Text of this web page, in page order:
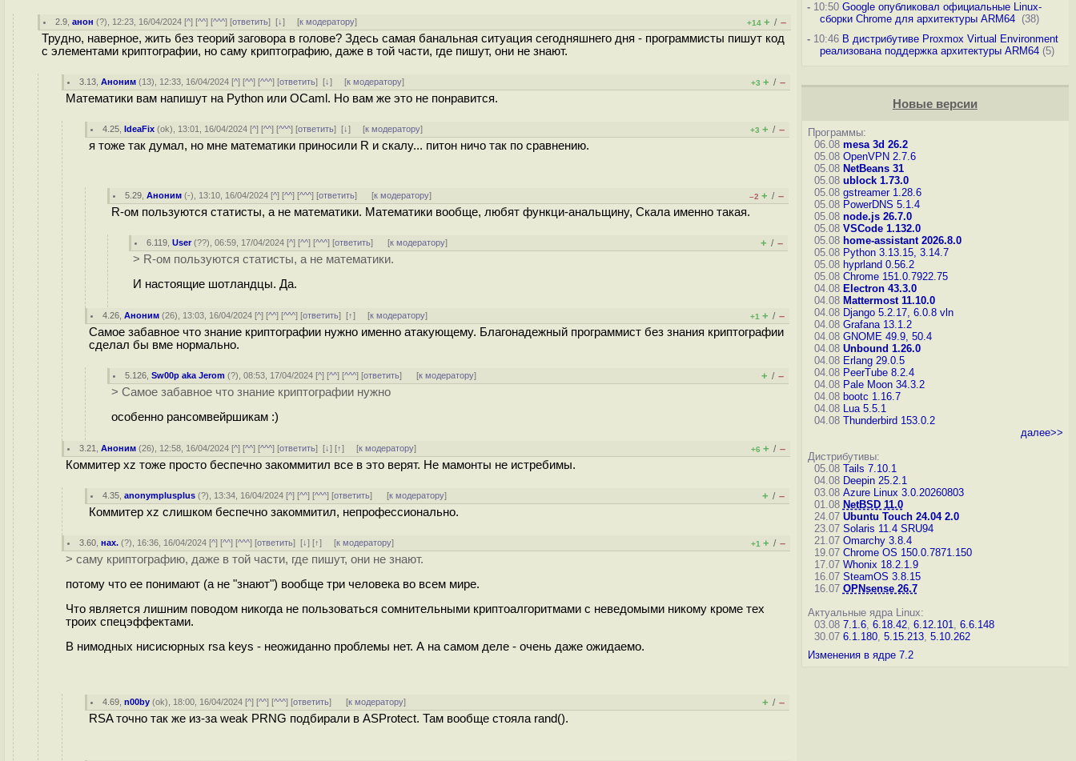
2.9 ,анон (?), 12:23, 16/04/2024 [^] [^^] [^^^] [ответить][↓] [к модератору] +14 + / –
Трудно, наверное, жить без теорий заговора в голове? Здесь самая банальная ситуация сегодняшнего дня - программисты пишут код
с элементами криптографии, но саму криптографию, даже в той части, где пишут, они не знают.
3.13 ,Аноним (13), 12:33, 16/04/2024 [^] [^^] [^^^] [ответить][↓] [к модератору] +3 + / –
Математики вам напишут на Python или OCaml. Но вам же это не понравится.
4.25 ,IdeaFix (ok), 13:01, 16/04/2024 [^] [^^] [^^^] [ответить][↓] [к модератору] +3 + / –
я тоже так думал, но мне математики приносили R и скалу... питон ничо так по сравнению.
5.29 ,Аноним (-), 13:10, 16/04/2024 [^] [^^] [^^^] [ответить] [к модератору] –2 + / –
R-ом пользуются статисты, а не математики. Математики вообще, любят функци-анальщину, Скала именно такая.
6.119 ,User(??), 06:59, 17/04/2024 [^] [^^] [^^^] [ответить] [к модератору] + / –
> R-ом пользуются статисты, а не математики.
И настоящие шотландцы. Да.
4.26 ,Аноним (26), 13:03, 16/04/2024 [^] [^^] [^^^] [ответить][↑] [к модератору] +1 + / –
Самое забавное что знание криптографии нужно именно атакующему. Благонадежный программист без знания криптографии
сделал бы вме нормально.
5.126 ,Sw00p aka Jerom (?), 08:53, 17/04/2024 [^] [^^] [^^^] [ответить] [к модератору] + / –
> Самое забавное что знание криптографии нужно
особенно рансомвейршикам :)
3.21 ,Аноним (26), 12:58, 16/04/2024 [^] [^^] [^^^] [ответить][↓] [↑] [к модератору] +6 + / –
Коммитер xz тоже просто беспечно закоммитил все в это верят. Не мамонты не истребимы.
4.35 ,anonymplusplus (?), 13:34, 16/04/2024 [^] [^^] [^^^] [ответить] [к модератору] + / –
Коммитер xz слишком беспечно закоммитил, непрофессионально.
3.60 ,нах. (?), 16:36, 16/04/2024 [^] [^^] [^^^] [ответить][↓] [↑] [к модератору] +1 + / –
> саму криптографию, даже в той части, где пишут, они не знают.
потому что ее понимают (а не "знают") вообще три человека во всем мире.
Что является лишним поводом никогда не пользоваться сомнительными криптоалгоритмами с неведомыми никому кроме тех
троих спецэффектами.
В нимодных нисисюрных rsa keys - неожиданно проблемы нет. А на самом деле - очень даже ожидаемо.
4.69 ,n00by (ok), 18:00, 16/04/2024 [^] [^^] [^^^] [ответить] [к модератору] + / –
RSA точно так же из-за weak PRNG подбирали в ASProtect. Там вообще стояла rand().
-10:50 Google опубликовал официальные Linux-
сборки Chrome для архитектуры ARM64 (38)
-10:46 В дистрибутиве Proxmox Virtual Environment
реализована поддержка архитектуры ARM64(5)
Новые версии
Программы:
06.08 mesa 3d 26.2
05.08 OpenVPN 2.7.6
05.08 NetBeans 31
05.08 ublock 1.73.0
05.08 gstreamer 1.28.6
05.08 PowerDNS 5.1.4
05.08 node.js 26.7.0
05.08 VSCode 1.132.0
05.08 home-assistant 2026.8.0
05.08 Python 3.13.15, 3.14.7
05.08 hyprland 0.56.2
05.08 Chrome 151.0.7922.75
04.08 Electron 43.3.0
04.08 Mattermost 11.10.0
04.08 Django 5.2.17, 6.0.8 vln
04.08 Grafana 13.1.2
04.08 GNOME 49.9, 50.4
04.08 Unbound 1.26.0
04.08 Erlang 29.0.5
04.08 PeerTube 8.2.4
04.08 Pale Moon 34.3.2
04.08 bootc 1.16.7
04.08 Lua 5.5.1
04.08 Thunderbird 153.0.2
далее>>
Дистрибутивы:
05.08 Tails 7.10.1
04.08 Deepin 25.2.1
03.08 Azure Linux 3.0.20260803
01.08 NetBSD 11.0
24.07 Ubuntu Touch 24.04 2.0
23.07 Solaris 11.4 SRU94
21.07 Omarchy 3.8.4
19.07 Chrome OS 150.0.7871.150
17.07 Whonix 18.2.1.9
16.07 SteamOS 3.8.15
16.07 OPNsense 26.7
Актуальные ядра Linux:
03.08 7.1.6, 6.18.42, 6.12.101, 6.6.148
30.07 6.1.180, 5.15.213, 5.10.262
Изменения в ядре 7.2